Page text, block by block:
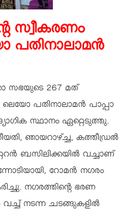
സ്വീകരണം
പതിനാലാമന്‍
സഭയുടെ 267 മത്
ലെയോ പതിനാലാമന്‍ പാപ്പാ
സ്ഥാനം ഏറ്റെടുത്തു.
ഞായറാഴ്ച്ച, കത്തീഡ്രല്‍
ബസിലിക്കയില്‍ വച്ചാണ്
റോമന്‍ നഗരം
നഗരത്തിന്റെ ഭരണ
വച്ച് നടന്ന ചടങ്ങുകളില്‍